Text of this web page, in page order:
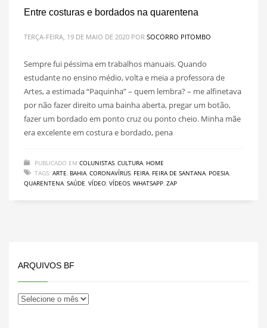
Entre costuras e bordados na quarentena
TERÇA-FEIRA, 19 DE MAIO DE 2020 POR SOCORRO PITOMBO
Sempre fui péssima em trabalhos manuais. Quando
estudante no ensino médio, volta e meia a professora de
Artes, a estimada “Paquinha” – quem lembra? – me alfinetava
por não fazer direito uma bainha aberta, pregar um botão,
fazer um bordado em ponto cruz ou ponto cheio. Minha mãe
era excelente em costura e bordado, pena
PUBLICADO EM COLUNISTAS, CULTURA, HOME
TAGS: ARTE, BAHIA, CORONAVÍRUS, FEIRA, FEIRA DE SANTANA, POESIA,
QUARENTENA, SAÚDE, VÍDEO, VÍDEOS, WHATSAPP, ZAP
ARQUIVOS BF